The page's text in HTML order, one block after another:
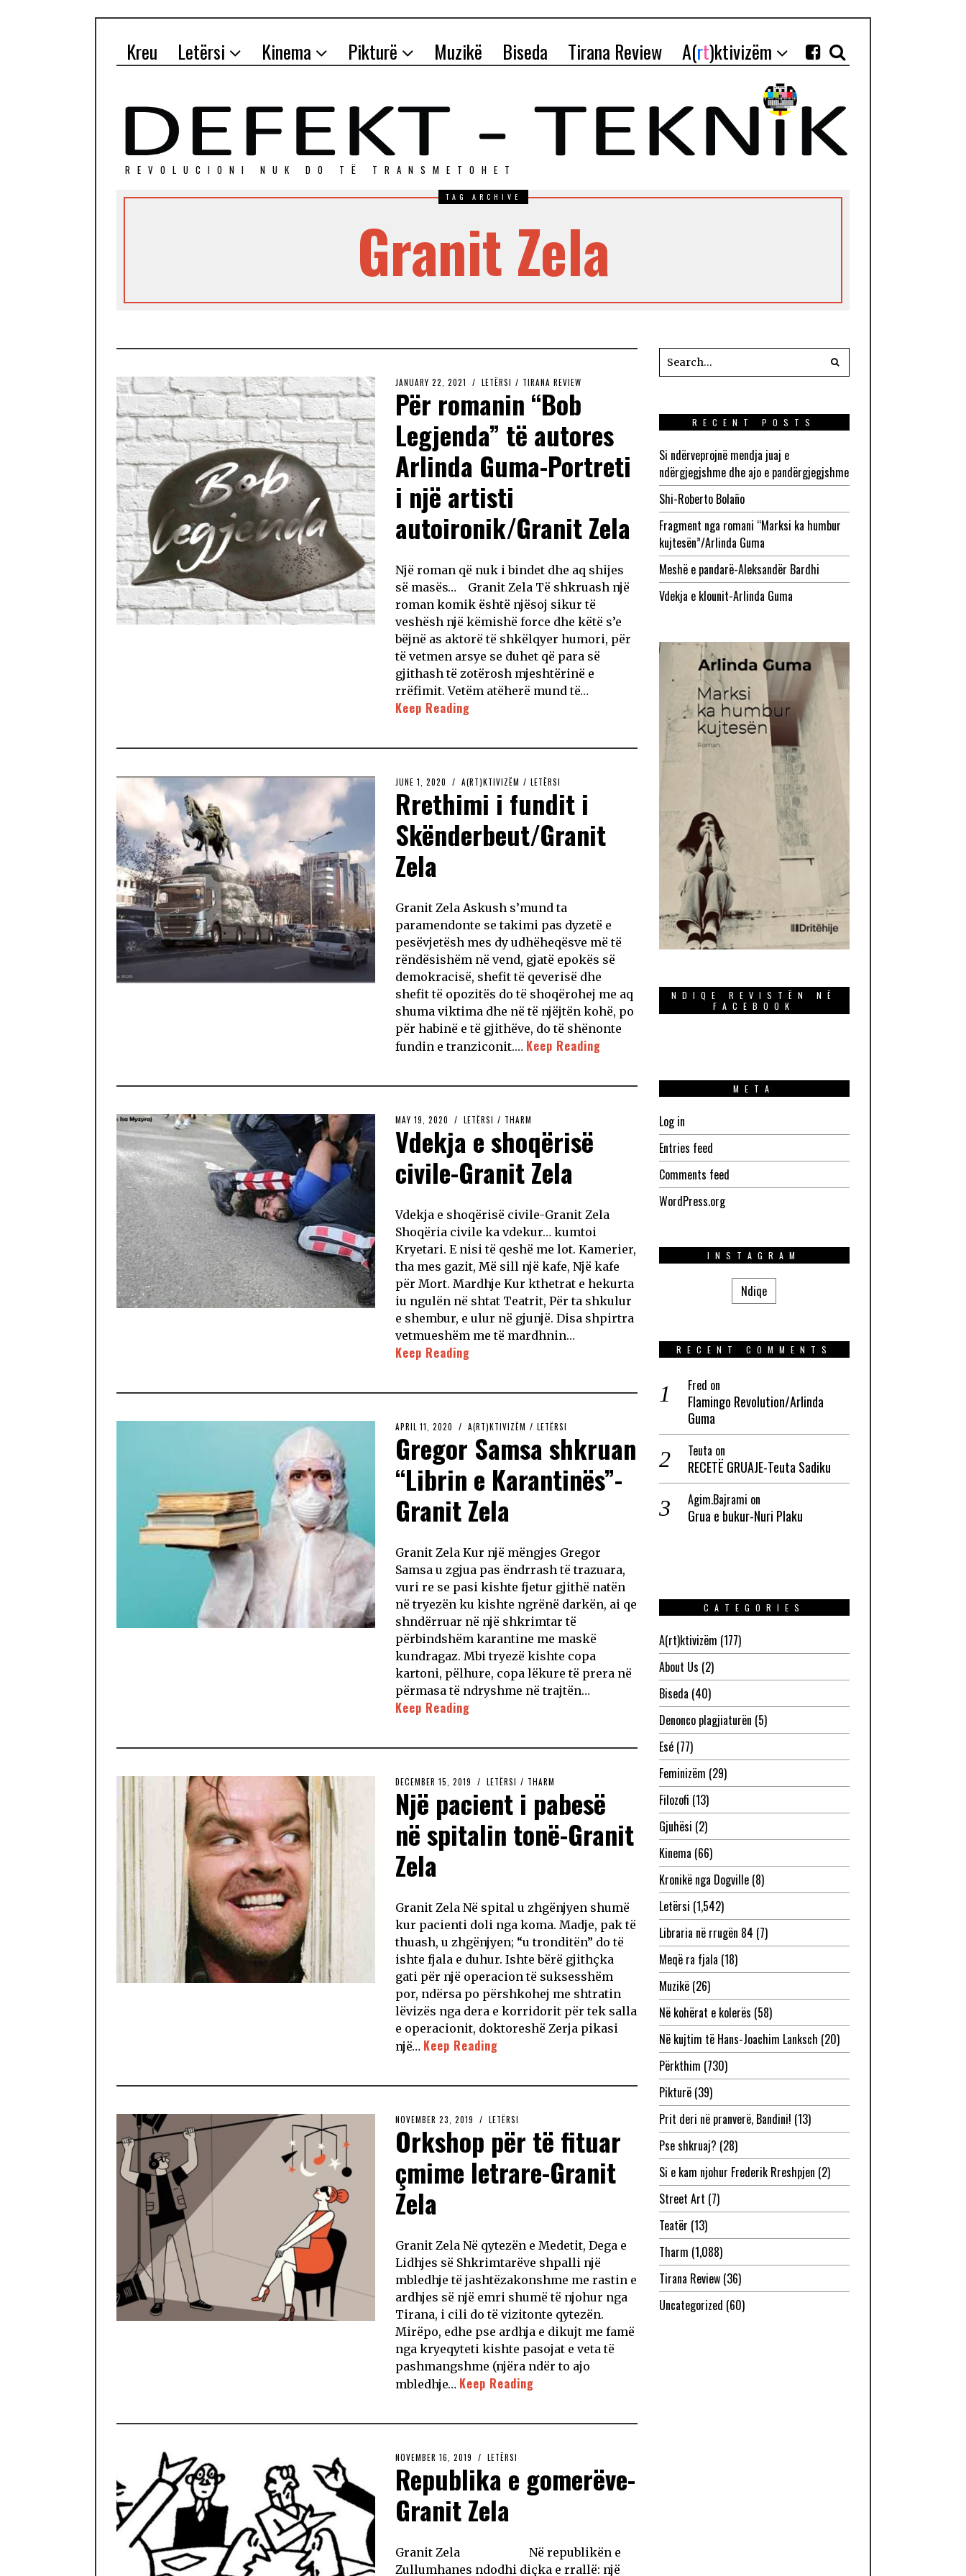
Kreu Letërsi Kinema Pikturë Muzikë Biseda Tirana Review A(rt)ktivizëm
REVOLUCIONI NUK DO TЁ TRANSMETOHET
TAG ARCHIVE
Granit Zela
JANUARY 22, 2021 LETËRSI / TIRANA REVIEW
Për romanin “Bob
Legjenda” të autores
Arlinda Guma-Portreti
i një artisti
autoironik/Granit Zela
Një roman që nuk i bindet dhe aq shijes
së masës… Granit Zela Të shkruash një
roman komik është njësoj sikur të
veshësh një këmishë force dhe këtë s’e
bëjnë as aktorë të shkëlqyer humori, për
të vetmen arsye se duhet që para së
gjithash të zotërosh mjeshtërinë e
rrëfimit. Vetëm atëherë mund të…
Keep Reading
JUNE 1, 2020 A(RT)KTIVIZËM / LETËRSI
Rrethimi i fundit i
Skënderbeut/Granit
Zela
Granit Zela Askush s’mund ta
paramendonte se takimi pas dyzetë e
pesëvjetësh mes dy udhëheqësve më të
rëndësishëm në vend, gjatë epokës së
demokracisë, shefit të qeverisë dhe
shefit të opozitës do të shoqërohej me aq
shuma viktima dhe në të njëjtën kohë, po
për habinë e të gjithëve, do të shënonte
fundin e tranziconit.… Keep Reading
MAY 19, 2020 LETËRSI / THARM
Vdekja e shoqërisë
civile-Granit Zela
Vdekja e shoqërisë civile-Granit Zela
Shoqëria civile ka vdekur… kumtoi
Kryetari. E nisi të qeshë me lot. Kamerier,
tha mes gazit, Më sill një kafe, Një kafe
për Mort. Mardhje Kur kthetrat e hekurta
iu ngulën në shtat Teatrit, Për ta shkulur
e shembur, e ulur në gjunjë. Disa shpirtra
vetmueshëm me të mardhnin…
Keep Reading
APRIL 11, 2020 A(RT)KTIVIZËM / LETËRSI
Gregor Samsa shkruan
“Librin e Karantinës”-
Granit Zela
Granit Zela Kur një mëngjes Gregor
Samsa u zgjua pas ëndrrash të trazuara,
vuri re se pasi kishte fjetur gjithë natën
në tryezën ku kishte ngrënë darkën, ai qe
shndërruar në një shkrimtar të
përbindshëm karantine me maskë
kundragaz. Mbi tryezë kishte copa
kartoni, pëlhure, copa lëkure të prera në
përmasa të ndryshme në trajtën…
Keep Reading
DECEMBER 15, 2019 LETËRSI / THARM
Një pacient i pabesë
në spitalin tonë-Granit
Zela
Granit Zela Në spital u zhgënjyen shumë
kur pacienti doli nga koma. Madje, pak të
thuash, u zhgënjyen; “u tronditën” do të
ishte fjala e duhur. Ishte bërë gjithçka
gati për një operacion të suksesshëm
por, ndërsa po përshkohej me shtratin
lëvizës nga dera e korridorit për tek salla
e operacionit, doktoreshë Zerja pikasi
një… Keep Reading
NOVEMBER 23, 2019 LETËRSI
Orkshop për të fituar
çmime letrare-Granit
Zela
Granit Zela Në qytezën e Medetit, Dega e
Lidhjes së Shkrimtarëve shpalli një
mbledhje të jashtëzakonshme me rastin e
ardhjes së një emri shumë të njohur nga
Tirana, i cili do të vizitonte qytezën.
Mirëpo, edhe pse ardhja e dikujt me famë
nga kryeqyteti kishte pasojat e veta të
pashmangshme (njëra ndër to ajo
mbledhje… Keep Reading
NOVEMBER 16, 2019 LETËRSI
Republika e gomerëve-
Granit Zela
Granit Zela Në republikën e
Zullumhanes ndodhi diçka e rrallë: një
RECENT POSTS
Si ndërveprojnë mendja juaj e
ndërgjegjshme dhe ajo e pandërgjegjshme
Shi-Roberto Bolaño
Fragment nga romani “Marksi ka humbur
kujtesën”/Arlinda Guma
Meshë e pandarë-Aleksandër Bardhi
Vdekja e klounit-Arlinda Guma
NDIQE REVISTËN NË
FACEBOOK
META
Log in
Entries feed
Comments feed
WordPress.org
INSTAGRAM
Ndiqe
RECENT COMMENTS
Fred on
Flamingo Revolution/Arlinda
Guma
Teuta on
RECETË GRUAJE-Teuta Sadiku
Agim.Bajrami on
Grua e bukur-Nuri Plaku
CATEGORIES
A(rt)ktivizëm (177)
About Us (2)
Biseda (40)
Denonco plagjiaturën (5)
Esé(77)
Feminizëm (29)
Filozofi (13)
Gjuhësi (2)
Kinema (66)
Kronikë nga Dogville(8)
Letërsi (1,542)
Libraria në rrugën 84 (7)
Meqë ra fjala (18)
Muzikë(26)
Në kohërat e kolerës (58)
Në kujtim të Hans-Joachim Lanksch (20)
Përkthim (730)
Pikturë(39)
Prit deri në pranverë, Bandini! (13)
Pse shkruaj? (28)
Si e kam njohur Frederik Rreshpjen (2)
Street Art (7)
Teatër (13)
Tharm (1,088)
Tirana Review(36)
Uncategorized (60)